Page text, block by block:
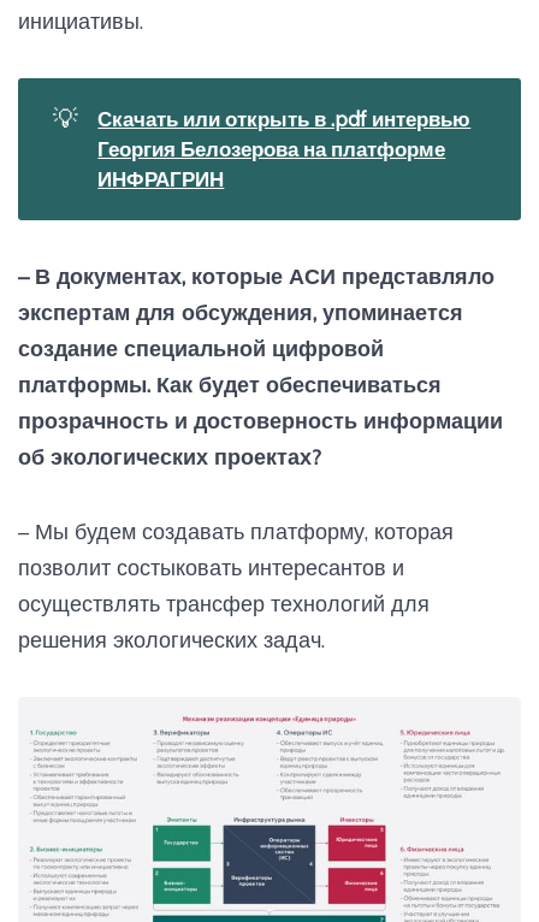
инициативы.
💡
Скачать или открыть в .pdf интервью
Георгия Белозерова на платформе
ИНФРАГРИН
– В документах, которые АСИ представляло
экспертам для обсуждения, упоминается
создание специальной цифровой
платформы. Как будет обеспечиваться
прозрачность и достоверность информации
об экологических проектах?
– Мы будем создавать платформу, которая
позволит состыковать интересантов и
осуществлять трансфер технологий для
решения экологических задач.